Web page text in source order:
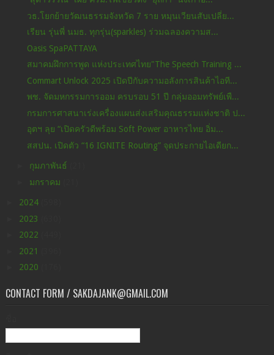
วธ.โยกย้ายวัฒนธรรมจังหวัด 7 ราย หมุนเวียนสับเปลี่ย...
เรียน รุ่นพี่ นมธ. ทุกรุ่น(sparkles) ร่วมฉลองความส...
Oasis SpaPATTAYA
สมาคมฝึกการพูด แห่งประเทศไทย"The Speech Training ...
Commart Unlock 2025 เปิดปีกับความอลังการสินค้าไอที...
พช. จัดมหกรรมการออม ครบรอบ 51 ปี กลุ่มออมทรัพย์เพื...
กรมการศาสนาเร่งเครื่องแผนส่งเสริมคุณธรรมแห่งชาติ ป...
อุตฯ ลุย “เปิดครัวดีพร้อม Soft Power อาหารไทย อิ่ม...
สสปน. เปิดตัว “16 IGNITE Routing” จุดประกายไอเดียก...
กุมภาพันธ์
มกราคม
2024
2023
2022
2021
2020
CONTACT FORM / SAKDAJANK@GMAIL.COM